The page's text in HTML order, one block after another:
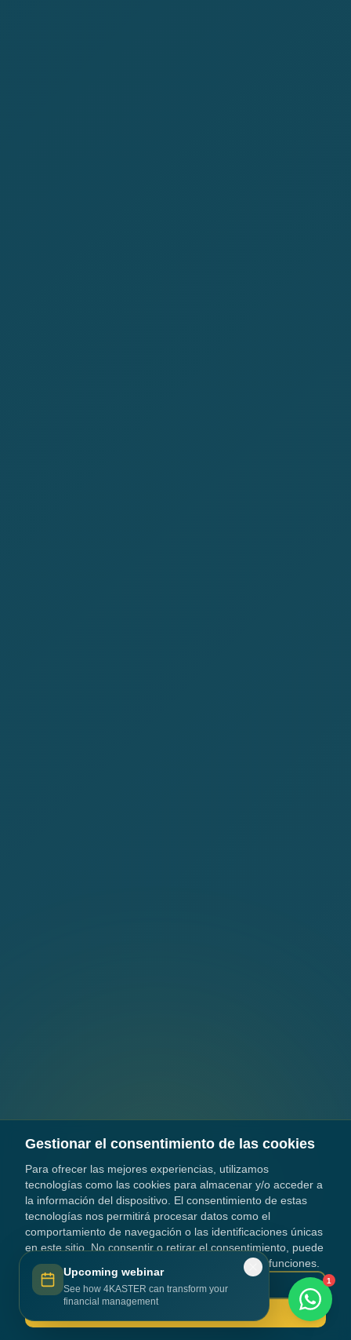
Gestionar el consentimiento de las cookies
Para ofrecer las mejores experiencias, utilizamos
tecnologías como las cookies para almacenar y/o acceder a
la información del dispositivo. El consentimiento de estas
tecnologías nos permitirá procesar datos como el
comportamiento de navegación o las identificaciones únicas
en este sitio. No consentir o retirar el consentimiento, puede
afectar negativamente a ciertas características y funciones.
Política de cookies
Upcoming webinar
See how 4KASTER can transform your
financial management
1